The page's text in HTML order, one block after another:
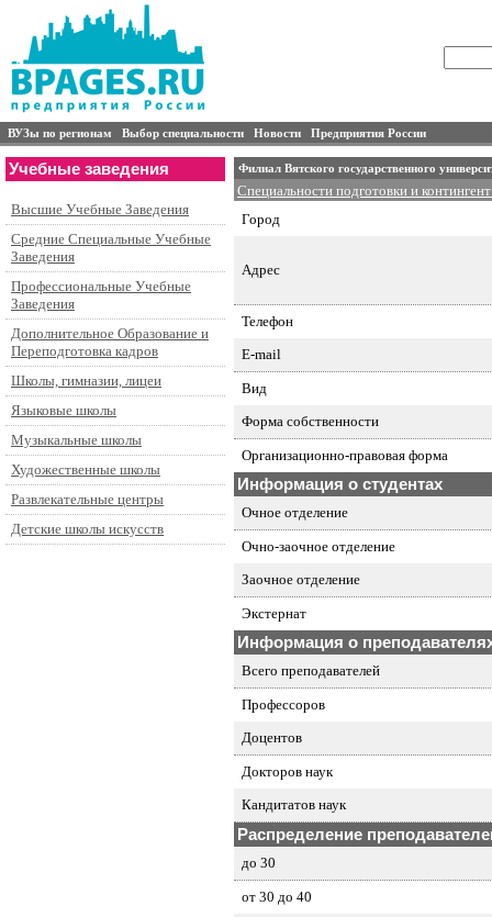
ВУЗы по регионам Выбор специальности Новости Предприятия России
Учебные заведения
Высшие Учебные Заведения
Средние Специальные Учебные
Заведения
Профессиональные Учебные
Заведения
Дополнительное Образование и
Переподготовка кадров
Школы, гимназии, лицеи
Языковые школы
Музыкальные школы
Художественные школы
Развлекательные центры
Детские школы искусств
Филиал Вятского государственного
Специальности подготовки и
Город
Адрес
Телефон
E-mail
Вид
Форма собственности
Организационно-правовая форма
Информация о студентах
Очное отделение
Очно-заочное отделение
Заочное отделение
Экстернат
Информация о
Всего преподавателей
Профессоров
Доцентов
Докторов наук
Кандитатов наук
Распределение
до 30
от 30 до 40